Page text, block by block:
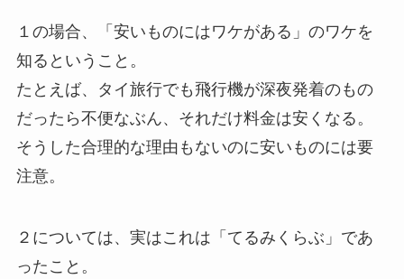
１の場合、「安いものにはワケがある」のワケを
知るということ。
たとえば、タイ旅行でも飛行機が深夜発着のもの
だったら不便なぶん、それだけ料金は安くなる。
そうした合理的な理由もないのに安いものには要
注意。
２については、実はこれは「てるみくらぶ」であ
ったこと。